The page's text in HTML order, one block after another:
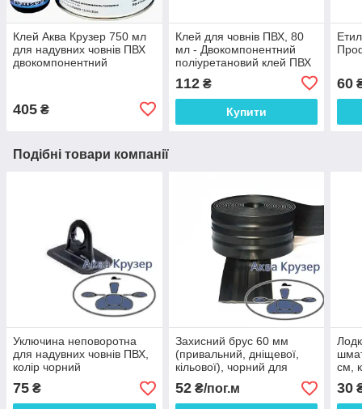
Клей Аква Крузер 750 мл
для надувних човнів ПВХ
двокомпонентний
405 ₴
Клей для човнів ПВХ, 80
мл - Двокомпонентний
поліуретановий клей ПВХ
Аква Крузер для ремонту
надувного човна
112₴
Купити
60
Подібні товари компанії
Уключина неповоротна
для надувних човнів ПВХ,
колір чорний
75 ₴
Захисний брус 60 мм
(привальний, дніщевої,
кільової), чорний для
захисту надувних човнів
пвх
52₴/пог.м
см,
ПВХ
30